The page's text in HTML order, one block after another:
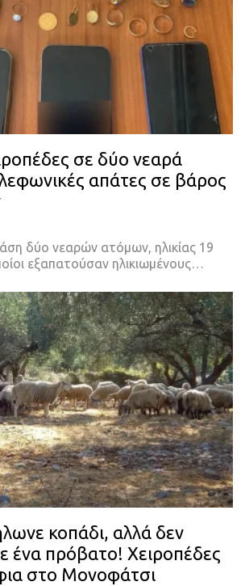
σε δύο νεαρά
απάτες σε βάρος
δύο νεαρών ατόμων, ηλικίας 19
εξαπατούσαν ηλικιωμένους…
κοπάδι, αλλά δεν
ένα πρόβατο! Χειροπέδες
στο Μονοφάτσι